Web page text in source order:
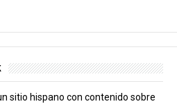
sitio hispano con contenido sobre